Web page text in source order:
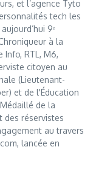
et l’agence Tyto
tech les
9ᵉ
à la
Info, RTL, M6,
citoyen au
(Lieutenant-
et de l'Éducation
de la
des réservistes
au travers
lancée en